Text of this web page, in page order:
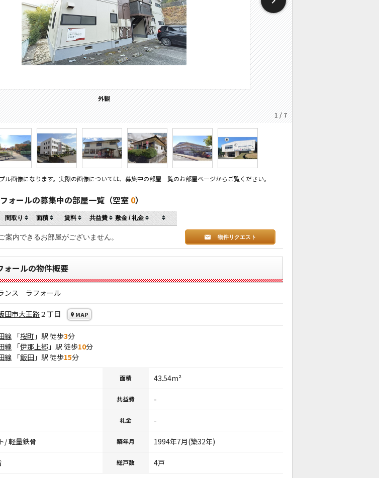
外観
1 / 7
周辺施設：公園
周辺施設：警察署・交番
周辺施設：図書館
周辺施設：郵便局
周辺施設：役所
周辺施設：高校・高専
画像になります。実際の画像については、募集中の部屋一覧のお部屋ページからご覧ください。
ォールの募集中の部屋一覧（空室 0）
間取り 面積 賃料 共益費 敷金 / 礼金
案内できるお部屋がございません。 物件リクエスト
ールの物件概要
ンス ラフォール
田市大王路２丁目 MAP
線 「桜町 」駅 徒歩3分
線 「伊那上郷 」駅 徒歩10分
線 「飯田 」駅 徒歩15分
面積 43.54m²
共益費 -
礼金 -
/ 軽量鉄骨 築年月 1994年7月(築32年)
総戸数 4戸